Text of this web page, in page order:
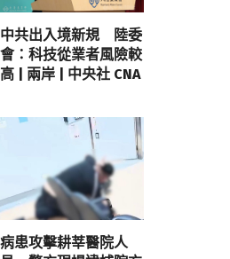
中共出入境新規 陸委
會：科技從業者風險較
高 | 兩岸 | 中央社 CNA
病患攻擊耕莘醫院人